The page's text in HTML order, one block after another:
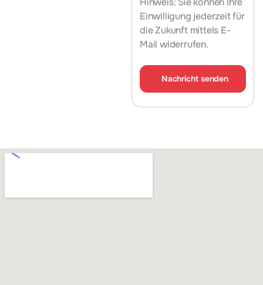
Einwilligung jederzeit für
die Zukunft mittels E-
Mail widerrufen.
Nachricht senden